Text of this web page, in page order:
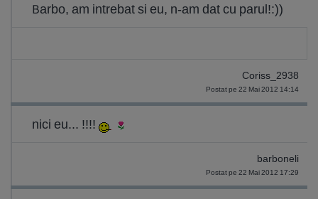
Barbo, am intrebat si eu, n-am dat cu parul!:))
Coriss_2938
Postat pe 22 Mai 2012 14:14
nici eu... !!!!
barboneli
Postat pe 22 Mai 2012 17:29